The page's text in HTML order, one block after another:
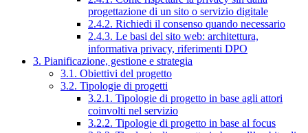
progettazione di un sito o servizio digitale
2.4.2. Richiedi il consenso quando necessario
2.4.3. Le basi del sito web: architettura,
informativa privacy, riferimenti DPO
3. Pianificazione, gestione e strategia
3.1. Obiettivi del progetto
3.2. Tipologie di progetti
3.2.1. Tipologie di progetto in base agli attori
coinvolti nel servizio
3.2.2. Tipologie di progetto in base al focus